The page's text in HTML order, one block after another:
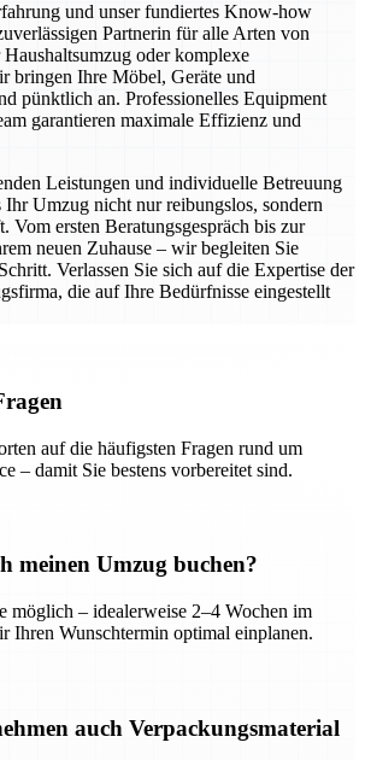
und unser fundiertes Know-how
Partnerin für alle Arten von
oder komplexe
bringen Ihre Möbel, Geräte und
pünktlich an. Professionelles Equipment
garantieren maximale Effizienz und
Leistungen und individuelle Betreuung
Ihr Umzug nicht nur reibungslos, sondern
Vom ersten Beratungsgespräch bis zur
neuen Zuhause – wir begleiten Sie
Verlassen Sie sich auf die Expertise der
die auf Ihre Bedürfnisse eingestellt
auf die häufigsten Fragen rund um
– damit Sie bestens vorbereitet sind.
meinen Umzug buchen?
möglich – idealerweise 2–4 Wochen im
Ihren Wunschtermin optimal einplanen.
auch Verpackungsmaterial